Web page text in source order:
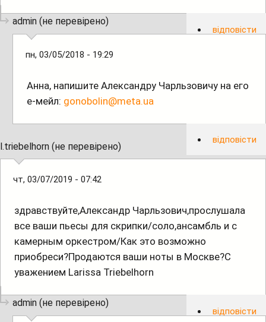
відповісти
admin (не перевірено)
пн, 03/05/2018 - 19:29
Анна, напишите Александру Чарльзовичу на его
е-мейл: gonobolin@meta.ua
відповісти
l.triebelhorn (не перевірено)
чт, 03/07/2019 - 07:42
здравствуйте,Александр Чарльзович,прослушала
все ваши пьесы для скрипки/соло,ансамбль и с
камерным оркестром/Как это возможно
приобреси?Продаются ваши ноты в Москве?С
уважением Larissa Triebelhorn
відповісти
admin (не перевірено)